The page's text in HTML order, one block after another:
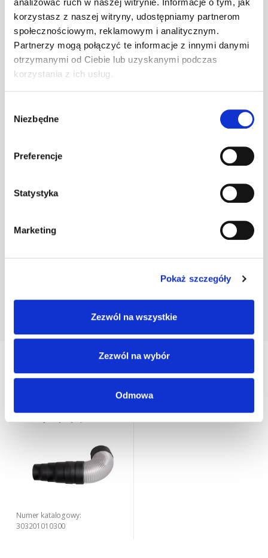
analizować ruch w naszej witrynie. Informacje o tym, jak
korzystasz z naszej witryny, udostępniamy partnerom
społecznościowym, reklamowym i analitycznym.
Partnerzy mogą połączyć te informacje z innymi danymi
otrzymanymi od Ciebie lub uzyskanymi podczas
korzystania z ich usług.
zgody
Niezbędne
Preferencje
Statystyka
Marketing
Pokaż szczegóły
Zezwól na wszystkie
Zezwól na wybór
Odmowa
PRODUKT JM ILOŚĆ
Twoje ostatnio oglądane produkty
KOMINKA VIRTUM®
Numer katalogowy:
303201010300